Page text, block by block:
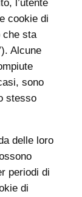
l’utente
cookie di
che sta
Alcune
sono
stesso
delle loro
periodi di
di